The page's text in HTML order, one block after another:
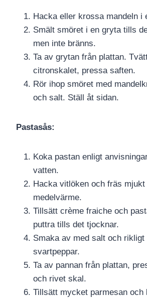
Hacka eller krossa mandeln i
Smält smöret i en gryta tills
men inte bränns.
Ta av grytan från plattan.
citronskalet, pressa saften.
Rör ihop smöret med
och salt. Ställ åt sidan.
Pastasås:
Koka pastan enligt
vatten.
Hacka vitlöken och fräs
medelvärme.
Tillsätt crème fraiche och
puttra tills det tjocknar.
Smaka av med salt och rikligt
svartpeppar.
Ta av pannan från plattan,
och rivet skal.
Tillsätt mycket parmesan och